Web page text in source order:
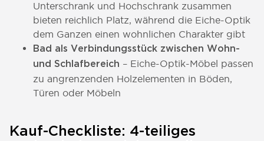
Unterschrank und Hochschrank zusammen
bieten reichlich Platz, während die Eiche-Optik
dem Ganzen einen wohnlichen Charakter gibt
Bad als Verbindungsstück zwischen Wohn-
und Schlafbereich – Eiche-Optik-Möbel passen
zu angrenzenden Holzelementen in Böden,
Türen oder Möbeln
Kauf-Checkliste: 4-teiliges